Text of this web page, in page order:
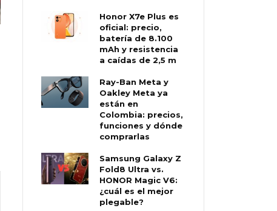
Honor X7e Plus es
oficial: precio,
batería de 8.100
mAh y resistencia
a caídas de 2,5 m
Ray-Ban Meta y
Oakley Meta ya
están en
Colombia: precios,
funciones y dónde
comprarlas
Samsung Galaxy Z
Fold8 Ultra vs.
HONOR Magic V6:
¿cuál es el mejor
plegable?